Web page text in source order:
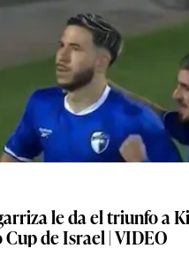
le da el triunfo a
de Israel | VIDEO